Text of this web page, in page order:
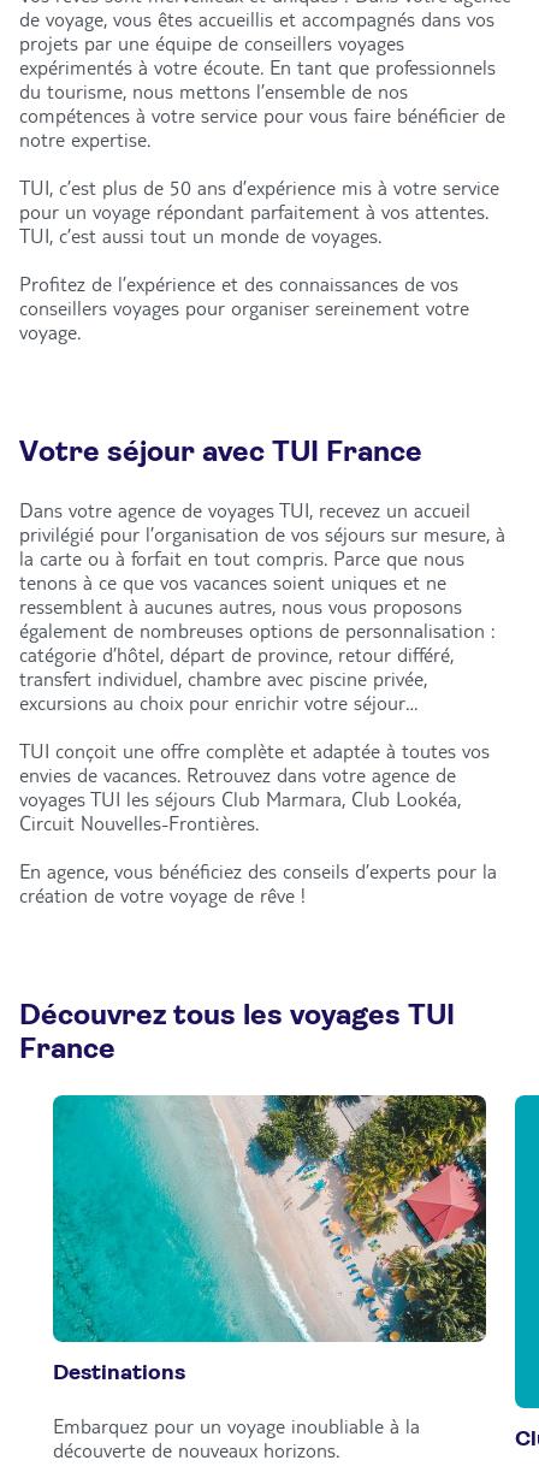
de voyage, vous êtes accueillis et accompagnés dans vos
projets par une équipe de conseillers voyages
expérimentés à votre écoute. En tant que professionnels
du tourisme, nous mettons l’ensemble de nos
compétences à votre service pour vous faire bénéficier de
notre expertise.
TUI, c’est plus de 50 ans d’expérience mis à votre service
pour un voyage répondant parfaitement à vos attentes.
TUI, c’est aussi tout un monde de voyages.
Profitez de l’expérience et des connaissances de vos
conseillers voyages pour organiser sereinement votre
voyage.
Votre séjour avec TUI France
Dans votre agence de voyages TUI, recevez un accueil
privilégié pour l’organisation de vos séjours sur mesure, à
la carte ou à forfait en tout compris. Parce que nous
tenons à ce que vos vacances soient uniques et ne
ressemblent à aucunes autres, nous vous proposons
également de nombreuses options de personnalisation :
catégorie d’hôtel, départ de province, retour différé,
transfert individuel, chambre avec piscine privée,
excursions au choix pour enrichir votre séjour…
TUI conçoit une offre complète et adaptée à toutes vos
envies de vacances. Retrouvez dans votre agence de
voyages TUI les séjours Club Marmara, Club Lookéa,
Circuit Nouvelles-Frontières.
En agence, vous bénéficiez des conseils d’experts pour la
création de votre voyage de rêve !
Découvrez tous les voyages TUI
France
Destinations
Embarquez pour un voyage inoubliable à la
découverte de nouveaux horizons.